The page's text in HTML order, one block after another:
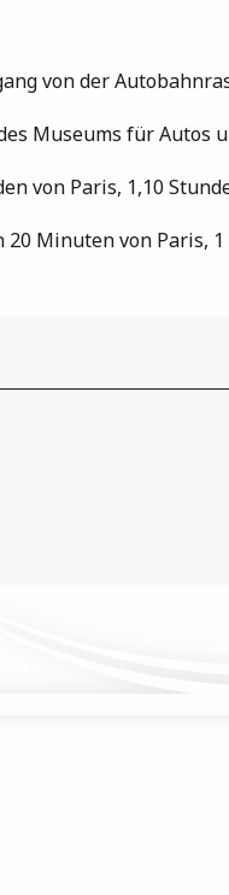
von der
Museums für Autos
von Paris, 1,10
20 Minuten von Paris,